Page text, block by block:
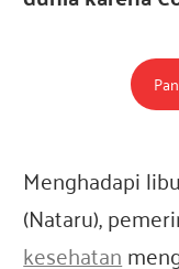
Menghadapi
(Nataru),
kesehatan